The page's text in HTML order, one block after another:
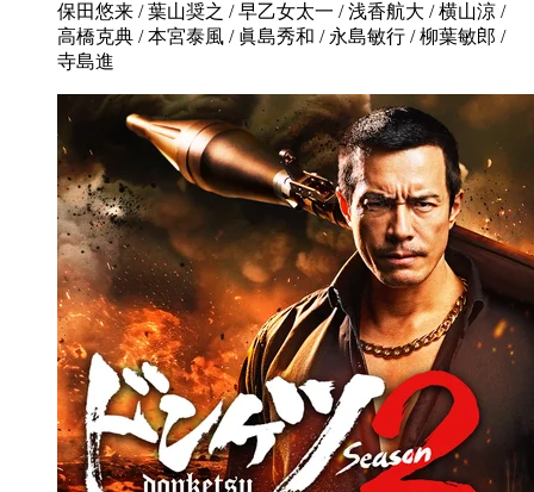
保田悠来 / 葉山奨之 / 早乙女太一 / 浅香航大 / 横山涼 /
高橋克典 / 本宮泰風 / 眞島秀和 / 永島敏行 / 柳葉敏郎 /
寺島進